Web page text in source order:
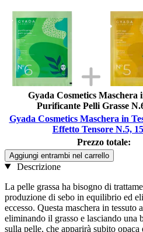
Gyada Cosmetics Maschera
Purificante Pelli Grasse
Gyada Cosmetics Maschera in
Effetto Tensore N.5,
Prezzo totale:
Aggiungi entrambi nel carrello
Descrizione
La pelle grassa ha bisogno di
produzione di sebo in equilibrio ed
eccesso. Questa maschera in
eliminando il grasso e lasciando una
sulla pelle, che apparirà subito